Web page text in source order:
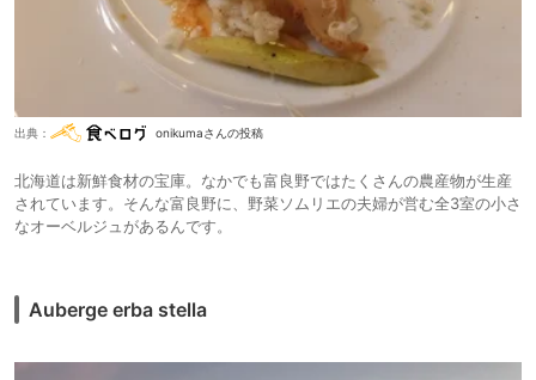
らは案外量もあり、量も質も楽しむことができました。こちらで、お席を
主に担当してくださった女性が、とても笑顔が素敵な方でした。ワインを
選ぶのにかなり悩んでしまったのですが、最後まで丁寧に対応して頂きま
朝食もテーブルサービスで、大雪山を望む富良野らしいを眺めながら楽し
むことができました。
衣所、浴場、お風呂と続きます。露天風呂もあり、レストランと同じ向き
にあり、すばらしい景色を眺めながら、楽しむことができます。
■お部屋
から富良野から十勝岳までを一望することができます。この景色を見るた
だと感じるほどでした。
出典： onikumaさんの投稿
北海道は新鮮食材の宝庫。なかでも富良野ではたくさんの農産物が生産
されています。そんな富良野に、野菜ソムリエの夫婦が営む全3室の小さ
なオーベルジュがあるんです。
Auberge erba stella